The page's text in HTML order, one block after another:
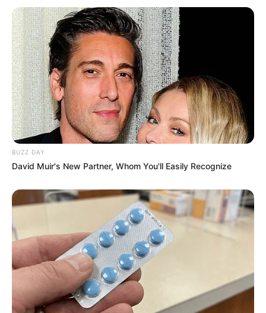
BUZZ DAY
David Muir's New Partner, Whom You'll Easily Recognize